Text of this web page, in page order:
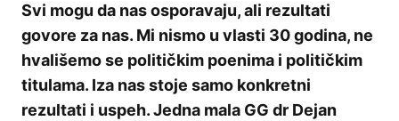
Svi mogu da nas osporavaju, ali rezultati
govore za nas. Mi nismo u vlasti 30 godina, ne
hvališemo se političkim poenima i političkim
titulama. Iza nas stoje samo konkretni
rezultati i uspeh. Jedna mala GG dr Dejan